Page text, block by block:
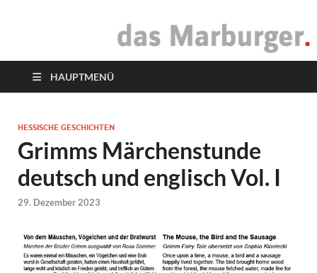
das Marburger.
HAUPTMENÜ
HESSISCHE GESCHICHTEN
Grimms Märchenstunde
deutsch und englisch Vol. I
29. Dezember 2023